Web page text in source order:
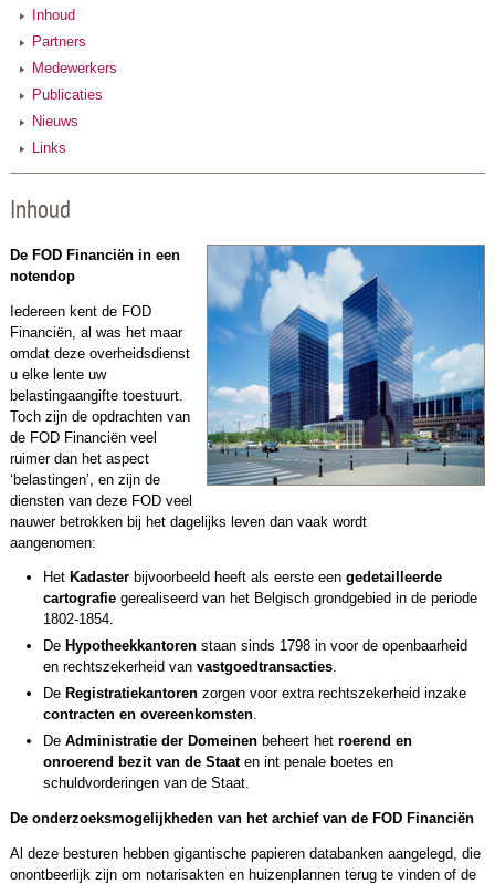
Inhoud
Partners
Medewerkers
Publicaties
Nieuws
Links
Inhoud
De FOD Financiën in een
notendop
Iedereen kent de FOD
Financiën, al was het maar
omdat deze overheidsdienst
u elke lente uw
belastingaangifte toestuurt.
Toch zijn de opdrachten van
de FOD Financiën veel
ruimer dan het aspect
‘belastingen’, en zijn de
diensten van deze FOD veel
nauwer betrokken bij het dagelijks leven dan vaak wordt
aangenomen:
Het Kadasterbijvoorbeeld heeft als eerste een gedetailleerde
cartografiegerealiseerd van het Belgisch grondgebied in de periode
1802-1854.
De Hypotheekkantoren staan sinds 1798 in voor de openbaarheid
en rechtszekerheid van vastgoedtransacties.
De Registratiekantorenzorgen voor extra rechtszekerheid inzake
contracten en overeenkomsten.
De Administratie der Domeinenbeheert het roerend en
onroerend bezit van de Staaten int penale boetes en
schuldvorderingen van de Staat.
De onderzoeksmogelijkheden van het archief van de FOD Financiën
Al deze besturen hebben gigantische papieren databanken aangelegd, die
onontbeerlijk zijn om notarisakten en huizenplannen terug te vinden of de